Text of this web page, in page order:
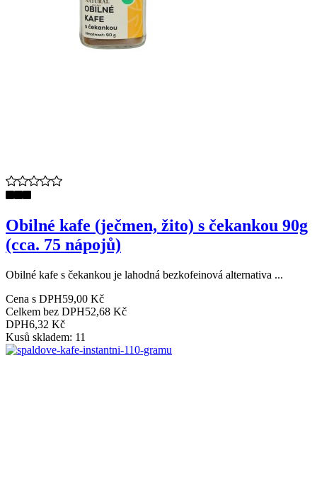
Obilné kafe (ječmen, žito) s čekankou 90g
(cca. 75 nápojů)
Obilné kafe s čekankou je lahodná bezkofeinová alternativa ...
Cena s DPH59,00 Kč
Celkem bez DPH52,68 Kč
DPH6,32 Kč
Kusů skladem: 11